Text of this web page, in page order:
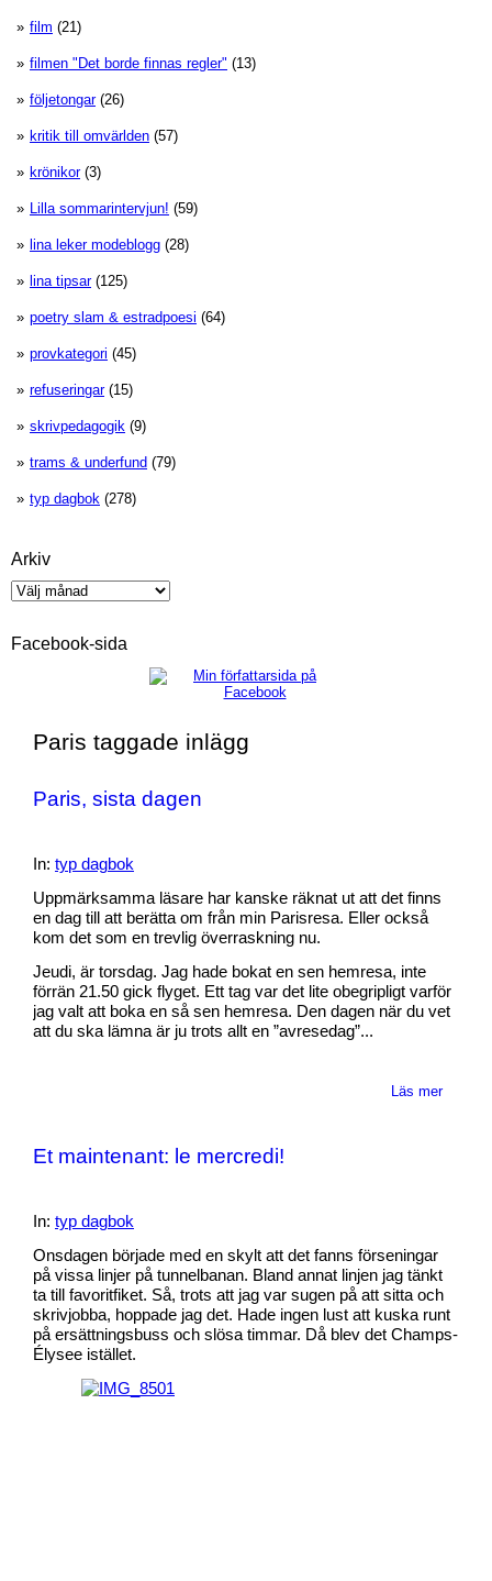
film (21)
filmen "Det borde finnas regler" (13)
följetongar(26)
kritik till omvärlden (57)
krönikor(3)
Lilla sommarintervjun! (59)
lina leker modeblogg (28)
lina tipsar(125)
poetry slam & estradpoesi (64)
provkategori (45)
refuseringar(15)
skrivpedagogik (9)
trams & underfund (79)
typ dagbok (278)
Arkiv
Arkiv
Facebook-sida
Paris taggade inlägg
Paris, sista dagen
In: typ dagbok
Uppmärksamma läsare har kanske räknat ut att det finns
en dag till att berätta om från min Parisresa. Eller också
kom det som en trevlig överraskning nu.
Jeudi, är torsdag. Jag hade bokat en sen hemresa, inte
förrän 21.50 gick flyget. Ett tag var det lite obegripligt varför
jag valt att boka en så sen hemresa. Den dagen när du vet
att du ska lämna är ju trots allt en ”avresedag”...
Läs mer
Et maintenant: le mercredi!
In: typ dagbok
Onsdagen började med en skylt att det fanns förseningar
på vissa linjer på tunnelbanan. Bland annat linjen jag tänkt
ta till favoritfiket. Så, trots att jag var sugen på att sitta och
skrivjobba, hoppade jag det. Hade ingen lust att kuska runt
på ersättningsbuss och slösa timmar. Då blev det Champs-
Élysee istället.